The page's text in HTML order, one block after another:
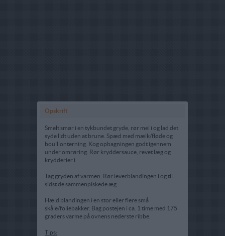
Opskrift
Smelt smør i en tykbundet gryde, rør mel i og lad det
syde lidt uden at brune. Spæd med mælk/fløde og
bouillonterning. Kog opbagningen godt igennem
under omrøring. Rør kryddersauce, revet læg og
krydderier i.
Tag gryden af varmen. Rør leverblandingen i og til
sidst de sammenpiskede æg.
Hæld blandingen i en stor eller flere små
skåle/foliebakker. Bag postejen i ca. 1 time med 175
graders varme på ovnens nederste ribbe.
Tips: